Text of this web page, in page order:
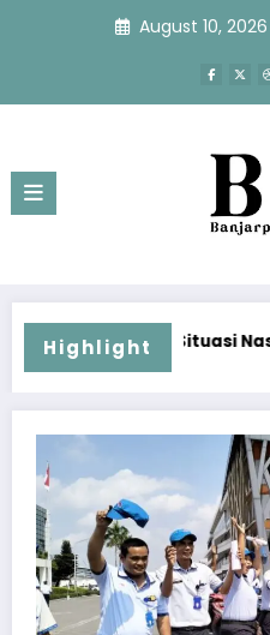
August 10, 2026
Highlight
Dipastikan Kondusif
HUT RI ke-81